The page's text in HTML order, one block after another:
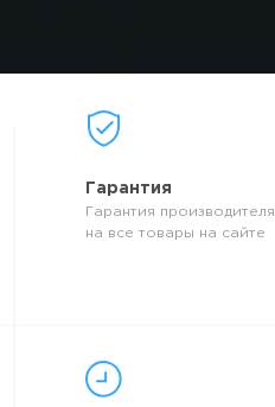
Гарантия
Гарантия производителя
на все товары на сайте